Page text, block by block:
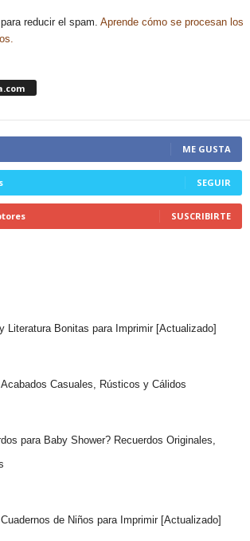
reducir el spam. Aprende cómo se procesan los
ME GUSTA
SEGUIR
SUSCRIBIRTE
Literatura Bonitas para Imprimir [Actualizado]
Casuales, Rústicos y Cálidos
para Baby Shower? Recuerdos Originales,
de Niños para Imprimir [Actualizado]